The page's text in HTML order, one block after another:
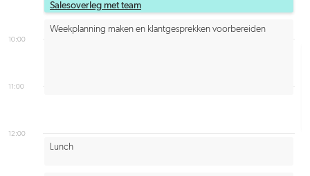
10:00
11:00
12:00
Salesoverleg met team
Lunch
Weekplanning maken en klantgesprekken voorbereiden